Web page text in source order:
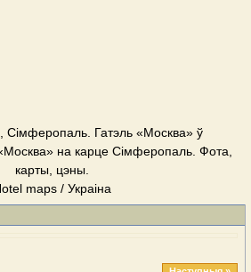
Сімферопаль. Гатэль «Москва» ў
на карце Сімферопаль. Фота,
карты, цэны.
maps / Украіна